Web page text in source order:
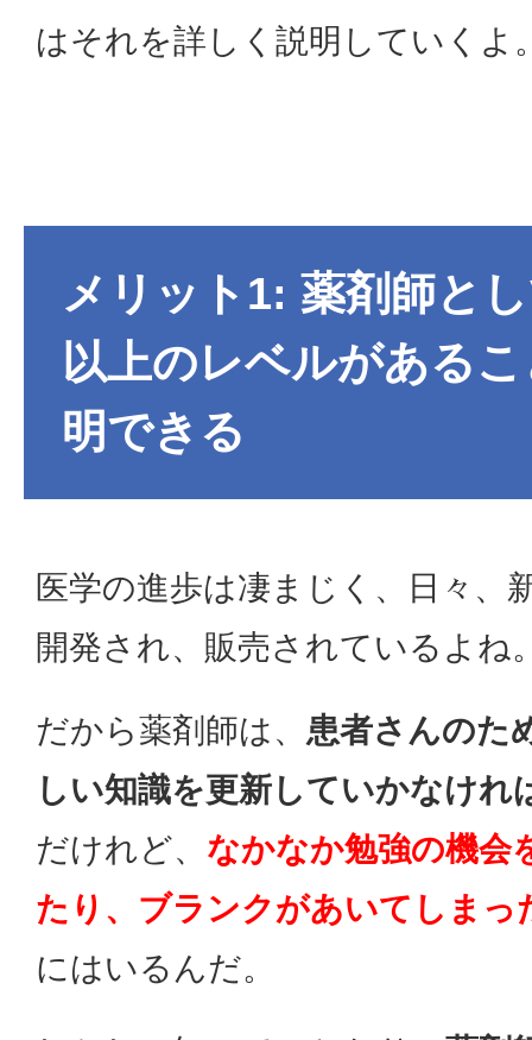
はそれを詳しく説明していくよ
メリット1: 薬剤師と
以上のレベルがある
明できる
医学の進歩は凄まじく、日々、
開発され、販売されているよね
だから薬剤師は、 患者さんのた
しい知識を更新していかなけれ
だけれど、 なかなか勉強の機会
たり、ブランクがあいてしまっ
にはいるんだ。